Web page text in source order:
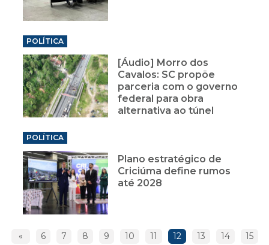
POLÍTICA
[Áudio] Morro dos
Cavalos: SC propõe
parceria com o governo
federal para obra
alternativa ao túnel
POLÍTICA
Plano estratégico de
Criciúma define rumos
até 2028
« 6 7 8 9 10 11 12 13 14 15